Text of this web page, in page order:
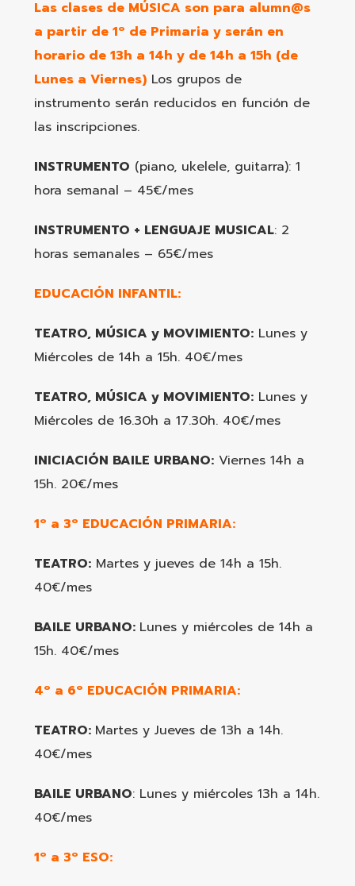
Las clases de MÚSICA son para alumn@s
a partir de 1º de Primaria y serán en
horario de 13h a 14h y de 14h a 15h (de
Lunes a Viernes) Los grupos de
instrumento serán reducidos en función de
las inscripciones.
INSTRUMENTO (piano, ukelele, guitarra): 1
hora semanal – 45€/mes
INSTRUMENTO + LENGUAJE MUSICAL: 2
horas semanales – 65€/mes
EDUCACIÓN INFANTIL:
TEATRO, MÚSICA y MOVIMIENTO:Lunes y
Miércoles de 14h a 15h. 40€/mes
TEATRO, MÚSICA y MOVIMIENTO:Lunes y
Miércoles de 16.30h a 17.30h. 40€/mes
INICIACIÓN BAILE URBANO:Viernes 14h a
15h. 20€/mes
1º a 3º EDUCACIÓN PRIMARIA:
TEATRO:Martes y jueves de 14h a 15h.
40€/mes
BAILE URBANO: Lunes y miércoles de 14h a
15h. 40€/mes
4º a 6º EDUCACIÓN PRIMARIA:
TEATRO: Martes y Jueves de 13h a 14h.
40€/mes
BAILE URBANO: Lunes y miércoles 13h a 14h.
40€/mes
1º a 3º ESO: